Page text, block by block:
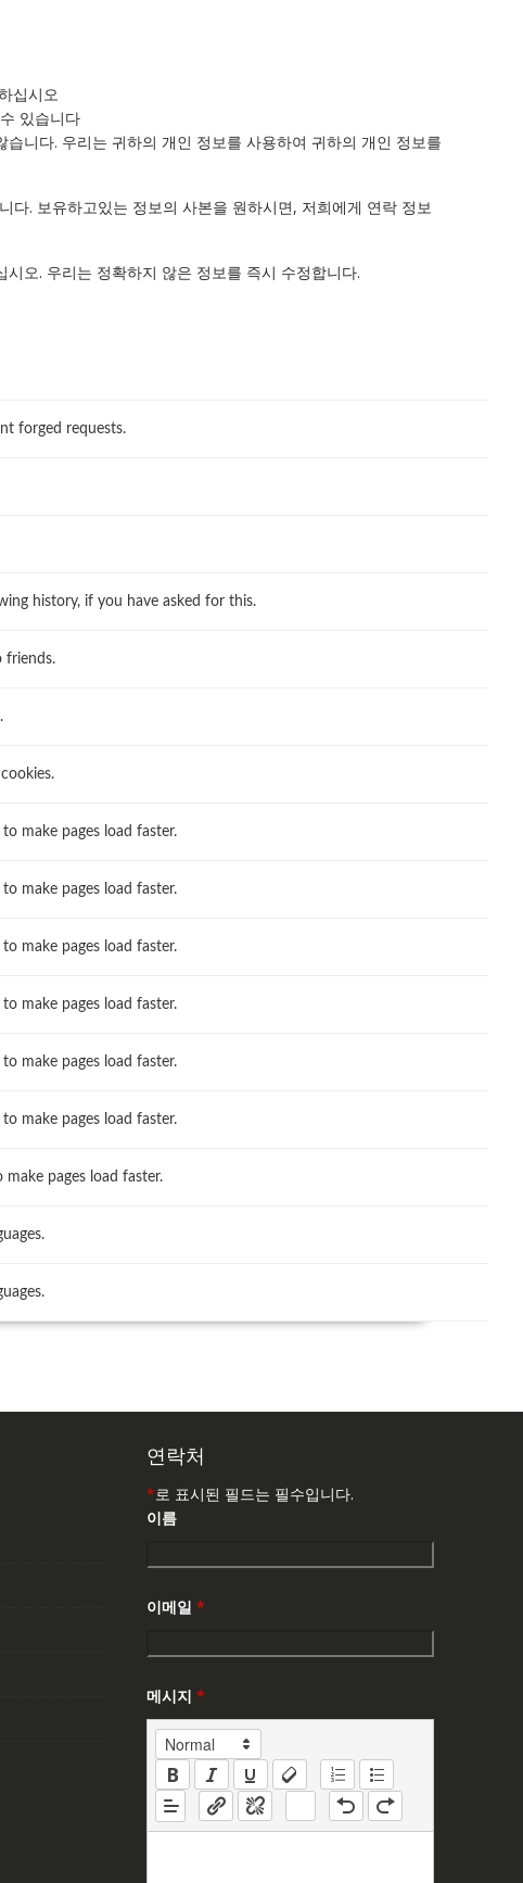
십시오
있습니다
니다. 우리는 귀하의 개인 정보를 사용하여 귀하의 개인 정보를
. 보유하고있는 정보의 사본을 원하시면, 저희에게 연락 정보
오. 우리는 정확하지 않은 정보를 즉시 수정합니다.
forged requests.
history, if you have asked for this.
friends.
make pages load faster.
make pages load faster.
make pages load faster.
make pages load faster.
make pages load faster.
make pages load faster.
pages load faster.
연락처
*로 표시된 필드는 필수입니다.
이름
이메일 *
메시지 *